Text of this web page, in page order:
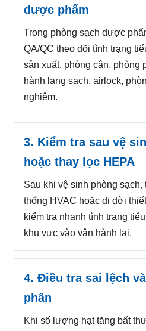
dược phẩm
Trong phòng sạch dược
QA/QC theo dõi tình trạng
sản xuất, phòng cân, phòng
hành lang sạch, airlock,
nghiệm.
3. Kiểm tra sau vệ
hoặc thay lọc HEPA
Sau khi vệ sinh phòng sạch,
thống HVAC hoặc di dời
kiểm tra nhanh tình trạng
khu vực vào vận hành lại.
4. Điều tra sai lệch
phân
Khi số lượng hạt tăng bất